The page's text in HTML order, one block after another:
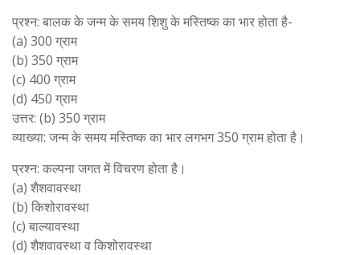
प्रश्न: बालक के जन्म के समय शिशु के मस्तिष्क का भार होता है-
(a) 300 ग्राम
(b) 350 ग्राम
(c) 400 ग्राम
(d) 450 ग्राम
उत्तर: (b) 350 ग्राम
व्याख्या: जन्म के समय मस्तिष्क का भार लगभग 350 ग्राम होता है।
प्रश्न: कल्पना जगत में विचरण होता है।
(a) शैशवावस्था
(b) किशोरावस्था
(c) बाल्यावस्था
(d) शैशवावस्था व किशोरावस्था